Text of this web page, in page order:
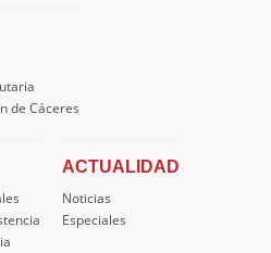
de Cáceres
ACTUALIDAD
Noticias
Especiales